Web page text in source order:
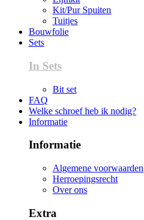
Kit/Pur Spuiten
Tuitjes
Bouwfolie
Sets
In Sets
Bit set
FAQ
Welke schroef heb ik nodig?
Informatie
Informatie
Algemene voorwaarden
Herroepingsrecht
Over ons
Extra